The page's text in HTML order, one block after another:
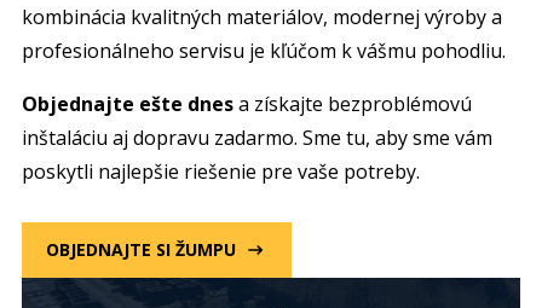
kombinácia kvalitných materiálov, modernej výroby a
profesionálneho servisu je kľúčom k vášmu pohodliu.
Objednajte ešte dnesa získajte bezproblémovú
inštaláciu aj dopravu zadarmo. Sme tu, aby sme vám
poskytli najlepšie riešenie pre vaše potreby.
OBJEDNAJTE SI ŽUMPU